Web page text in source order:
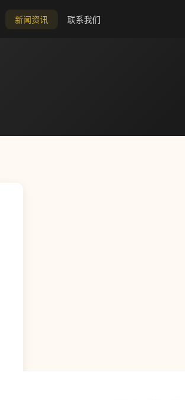
新闻资讯 联系我们